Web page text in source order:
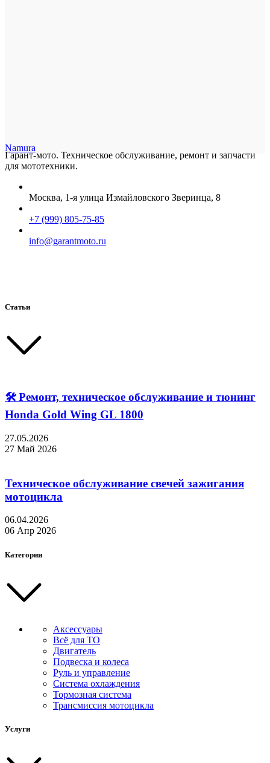
Namura
Гарант-мото. Техническое обслуживание, ремонт и запчасти
для мототехники.
Москва, 1-я улица Измайловского Зверинца, 8
+7 (999) 805-75-85
info@garantmoto.ru
Статьи
🛠 Ремонт, техническое обслуживание и тюнинг
Honda Gold Wing GL 1800
27.05.2026
27 Май 2026
Техническое обслуживание свечей зажигания
мотоцикла
06.04.2026
06 Апр 2026
Категории
Аксессуары
Всё для ТО
Двигатель
Подвеска и колеса
Руль и управление
Система охлаждения
Тормозная система
Трансмиссия мотоцикла
Услуги